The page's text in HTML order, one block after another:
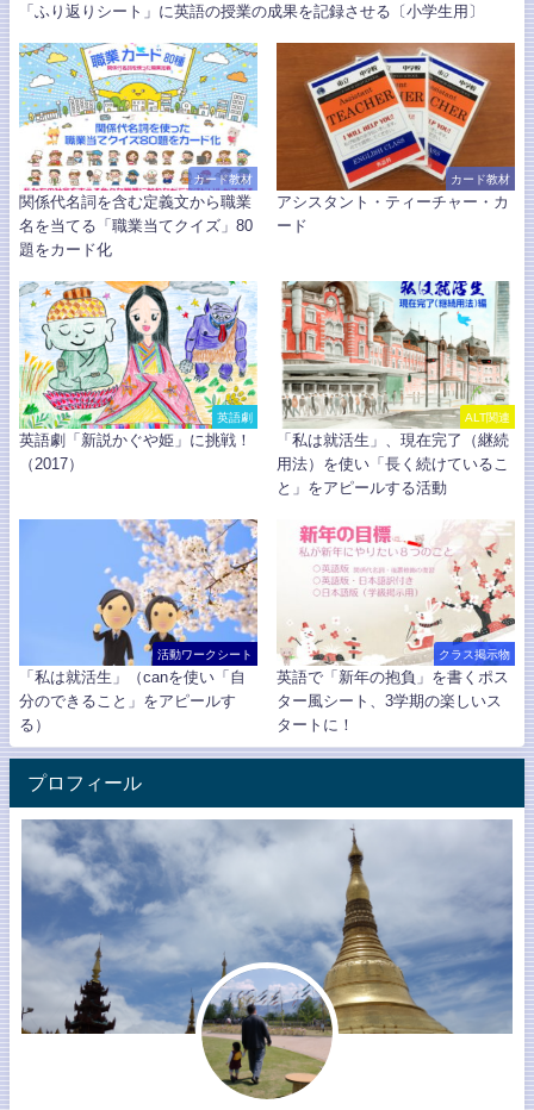
「ふり返りシート」に英語の授業の成果を記録させる〔小学生用〕
カード教材
関係代名詞を含む定義文から職業
名を当てる「職業当てクイズ」80
題をカード化
カード教材
アシスタント・ティーチャー・カ
ード
英語劇
英語劇「新説かぐや姫」に挑戦！
（2017）
ALT関連
「私は就活生」、現在完了（継続
用法）を使い「長く続けているこ
と」をアピールする活動
活動ワークシート
「私は就活生」（canを使い「自
分のできること」をアピールす
る）
クラス掲示物
英語で「新年の抱負」を書くポス
ター風シート、3学期の楽しいス
タートに！
プロフィール